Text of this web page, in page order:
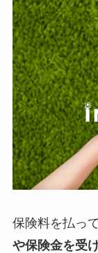
保険料を払って
や保険金を受